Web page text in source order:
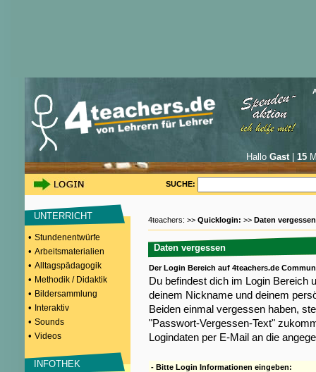
Hallo Gast| 15
SUCHE:
UNTERRICHT
• Stundenentwürfe
• Arbeitsmaterialien
• Alltagspädagogik
• Methodik / Didaktik
• Bildersammlung
• Interaktiv
• Sounds
• Videos
INFOTHEK
4teachers: >> Quicklogin: >> Daten vergessen
Daten vergessen
Der Login Bereich auf 4teachers.de
Du befindest dich im Login Bereich
deinem Nickname und deinem
Beiden einmal vergessen haben,
"Passwort-Vergessen-Text"
Logindaten per E-Mail an die
- Bitte Login Informationen eingeben: